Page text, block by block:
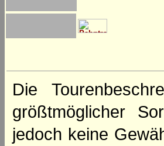
Die
größtmöglicher
jedoch keine